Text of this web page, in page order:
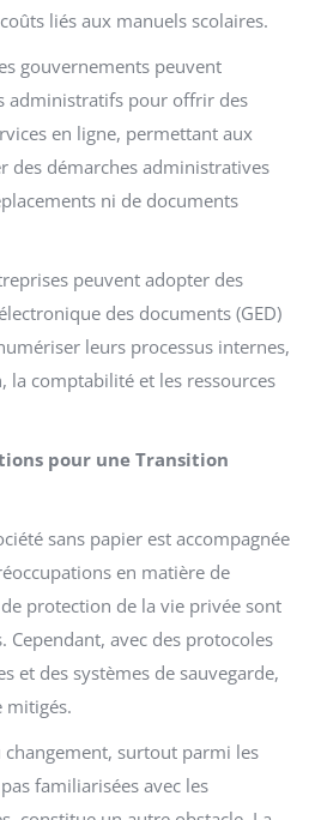
liés aux manuels scolaires.
gouvernements peuvent
administratifs pour offrir des
en ligne, permettant aux
des démarches administratives
ni de documents
peuvent adopter des
des documents (GED)
leurs processus internes,
la comptabilité et les ressources
pour une Transition
sans papier est accompagnée
en matière de
protection de la vie privée sont
Cependant, avec des protocoles
et des systèmes de sauvegarde,
mitigés.
changement, surtout parmi les
familiarisées avec les